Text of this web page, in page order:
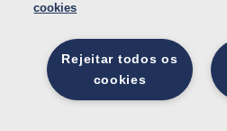
cookies
Rejeitar todos os
cookies